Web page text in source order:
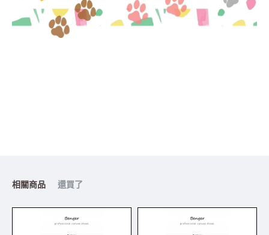
相關商品 還買了